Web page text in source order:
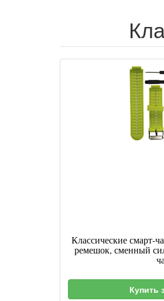
Классические смарт-
ремешок, сменный
Купить